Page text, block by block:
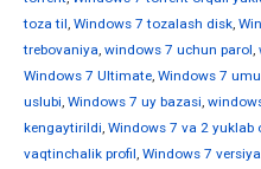
toza til, Windows 7 tozalash disk,
trebovaniya, windows 7 uchun parol,
Windows 7 Ultimate, Windows 7
uslubi, Windows 7 uy bazasi,
kengaytirildi, Windows 7 va 2 yuklab
vaqtinchalik profil, Windows 7